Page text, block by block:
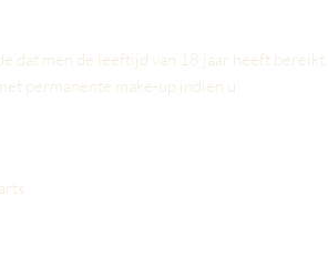
dat men de leeftijd van 18 jaar heeft bereikt.
permanente make-up indien u: